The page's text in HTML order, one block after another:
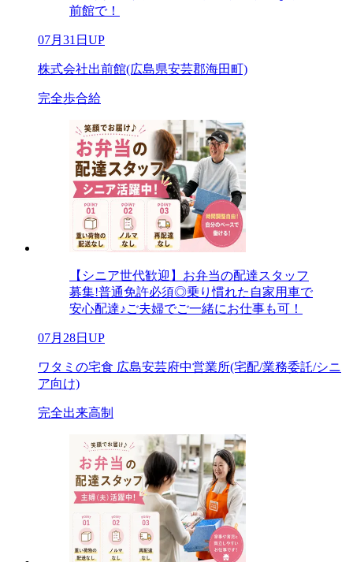
前館で！
07月31日UP
株式会社出前館(広島県安芸郡海田町)
完全歩合給
【シニア世代歓迎】お弁当の配達スタッフ
募集!普通免許必須◎乗り慣れた自家用車で
安心配達♪ご夫婦でご一緒にお仕事も可！
07月28日UP
ワタミの宅食 広島安芸府中営業所(宅配/業務委託/シニ
ア向け)
完全出来高制